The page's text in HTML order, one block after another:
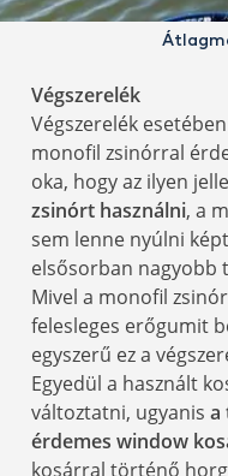
Végszerelék
Végszerelék
monofil zsinórral
oka, hogy az ilyen
zsinórt használni, a
sem lenne nyúlni
elsősorban nagyobb
Mivel a monofil
felesleges erőgumit
egyszerű ez a
Egyedül a használt
változtatni, ugyanis a
érdemes window
kosárral történő